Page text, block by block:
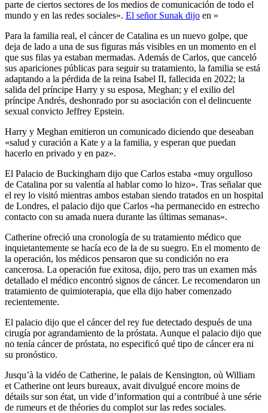
parte de ciertos sectores de los medios de comunicación de todo el
mundo y en las redes sociales». El señor Sunak dijo en »
Para la familia real, el cáncer de Catalina es un nuevo golpe, que
deja de lado a una de sus figuras más visibles en un momento en el
que sus filas ya estaban mermadas. Además de Carlos, que canceló
sus apariciones públicas para seguir su tratamiento, la familia se está
adaptando a la pérdida de la reina Isabel II, fallecida en 2022; la
salida del príncipe Harry y su esposa, Meghan; y el exilio del
príncipe Andrés, deshonrado por su asociación con el delincuente
sexual convicto Jeffrey Epstein.
Harry y Meghan emitieron un comunicado diciendo que deseaban
«salud y curación a Kate y a la familia, y esperan que puedan
hacerlo en privado y en paz».
El Palacio de Buckingham dijo que Carlos estaba «muy orgulloso
de Catalina por su valentía al hablar como lo hizo». Tras señalar que
el rey lo visitó mientras ambos estaban siendo tratados en un hospital
de Londres, el palacio dijo que Carlos «ha permanecido en estrecho
contacto con su amada nuera durante las últimas semanas».
Catherine ofreció una cronología de su tratamiento médico que
inquietantemente se hacía eco de la de su suegro. En el momento de
la operación, los médicos pensaron que su condición no era
cancerosa. La operación fue exitosa, dijo, pero tras un examen más
detallado el médico encontró signos de cáncer. Le recomendaron un
tratamiento de quimioterapia, que ella dijo haber comenzado
recientemente.
El palacio dijo que el cáncer del rey fue detectado después de una
cirugía por agrandamiento de la próstata. Aunque el palacio dijo que
no tenía cáncer de próstata, no especificó qué tipo de cáncer era ni
su pronóstico.
Jusqu’à la vidéo de Catherine, le palais de Kensington, où William
et Catherine ont leurs bureaux, avait divulgué encore moins de
détails sur son état, un vide d’information qui a contribué à une série
de rumeurs et de théories du complot sur las redes sociales.